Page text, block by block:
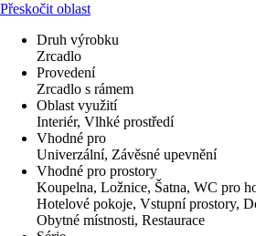
Přeskočit oblast
Druh výrobku
Zrcadlo
Provedení
Zrcadlo s rámem
Oblast využití
Interiér, Vlhké prostředí
Vhodné pro
Univerzální, Závěsné upevnění
Vhodné pro prostory
Koupelna, Ložnice, Šatna, WC pro
Hotelové pokoje, Vstupní prostory,
Obytné místnosti, Restaurace